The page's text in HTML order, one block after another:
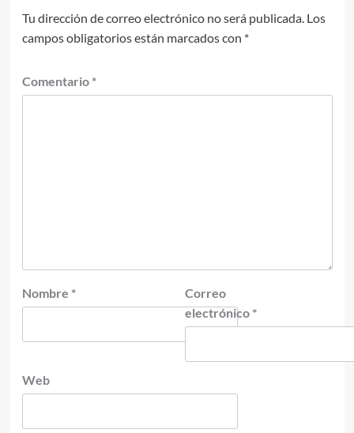
Tu dirección de correo electrónico no será publicada. Los
campos obligatorios están marcados con *
Comentario *
Nombre *
Correo
electrónico *
Web